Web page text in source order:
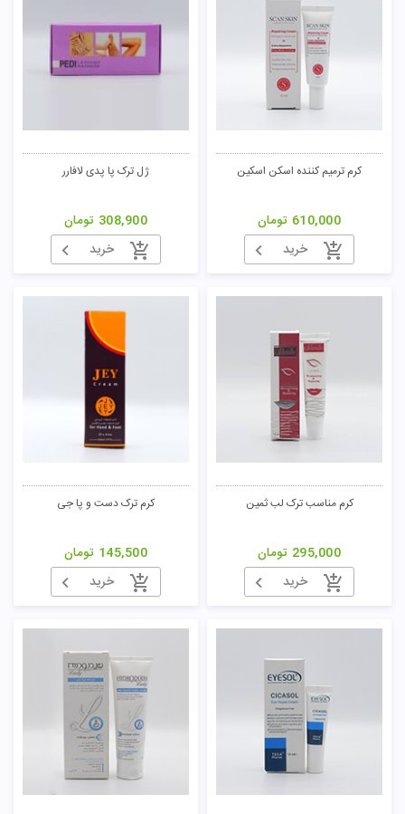
کرم ترمیم کننده اسکن اسکین
610,000 تومان
خرید
ژل ترک پا پدی لافارر
308,900 تومان
خرید
کرم مناسب ترک لب ثمین
295,000 تومان
خرید
کرم ترک دست و پا جی
145,500 تومان
خرید